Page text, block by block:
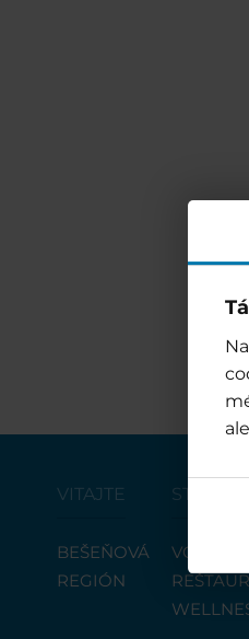
VITAJTE
BEŠEŇOVÁ
REGIÓN
VODNÝ